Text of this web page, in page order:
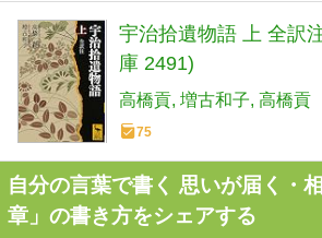
宇治拾遺物語 上 全訳
庫 2491)
高橋貢 増古和子 高橋貢
75
自分の言葉で書く 思いが届く・
章」の書き方をシェアする